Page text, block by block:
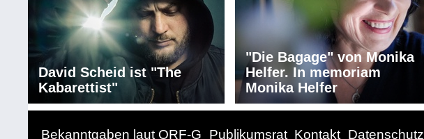
David Scheid ist "The
Kabarettist"
"Die Bagage" von Monika
Helfer. In memoriam
Monika Helfer
Bekanntgaben laut ORF-G Publikumsrat Kontakt Datenschutz